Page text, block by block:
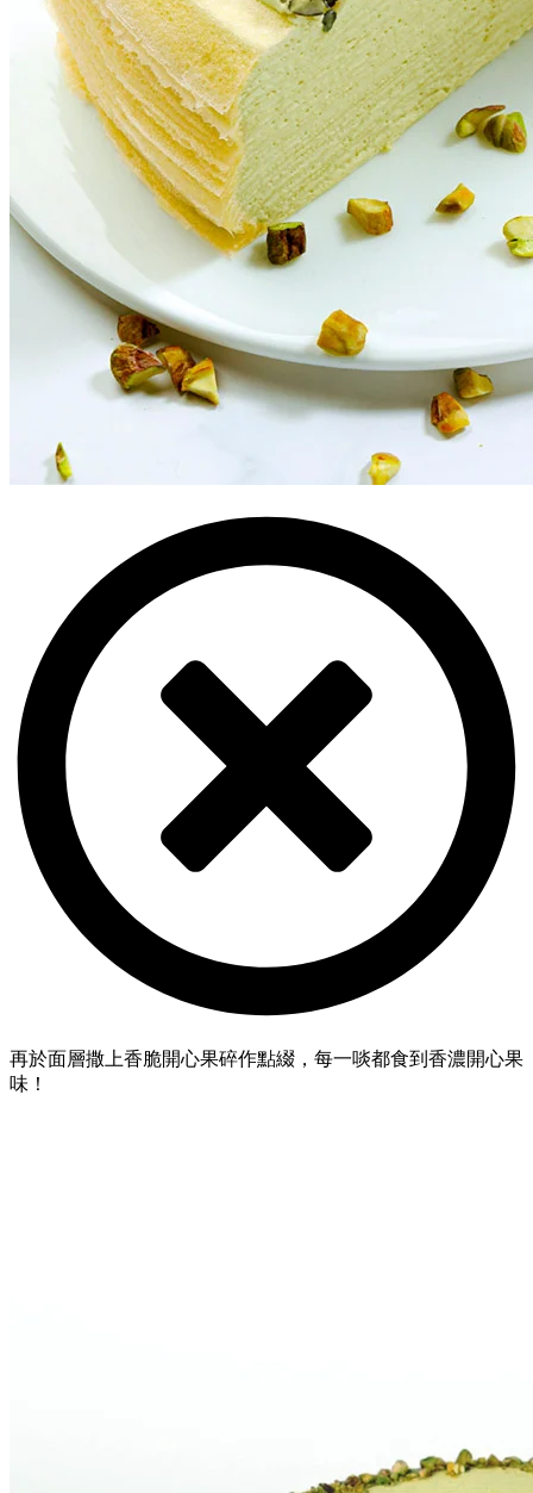
再於面層撒上香脆開心果碎作點綴，每一啖都食到香濃開心果
味！